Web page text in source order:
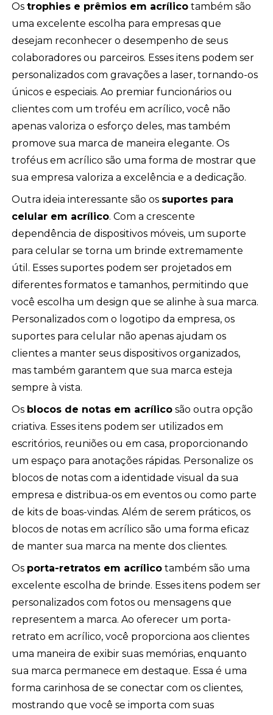
Ostrophies e prêmios em acrílico também são
uma excelente escolha para empresas que
desejam reconhecer o desempenho de seus
colaboradores ou parceiros. Esses itens podem ser
personalizados com gravações a laser, tornando-os
únicos e especiais. Ao premiar funcionários ou
clientes com um troféu em acrílico, você não
apenas valoriza o esforço deles, mas também
promove sua marca de maneira elegante. Os
troféus em acrílico são uma forma de mostrar que
sua empresa valoriza a excelência e a dedicação.
Outra ideia interessante são os suportes para
celular em acrílico. Com a crescente
dependência de dispositivos móveis, um suporte
para celular se torna um brinde extremamente
útil. Esses suportes podem ser projetados em
diferentes formatos e tamanhos, permitindo que
você escolha um design que se alinhe à sua marca.
Personalizados com o logotipo da empresa, os
suportes para celular não apenas ajudam os
clientes a manter seus dispositivos organizados,
mas também garantem que sua marca esteja
sempre à vista.
Os blocos de notas em acrílico são outra opção
criativa. Esses itens podem ser utilizados em
escritórios, reuniões ou em casa, proporcionando
um espaço para anotações rápidas. Personalize os
blocos de notas com a identidade visual da sua
empresa e distribua-os em eventos ou como parte
de kits de boas-vindas. Além de serem práticos, os
blocos de notas em acrílico são uma forma eficaz
de manter sua marca na mente dos clientes.
Os porta-retratos em acrílico também são uma
excelente escolha de brinde. Esses itens podem ser
personalizados com fotos ou mensagens que
representem a marca. Ao oferecer um porta-
retrato em acrílico, você proporciona aos clientes
uma maneira de exibir suas memórias, enquanto
sua marca permanece em destaque. Essa é uma
forma carinhosa de se conectar com os clientes,
mostrando que você se importa com suas